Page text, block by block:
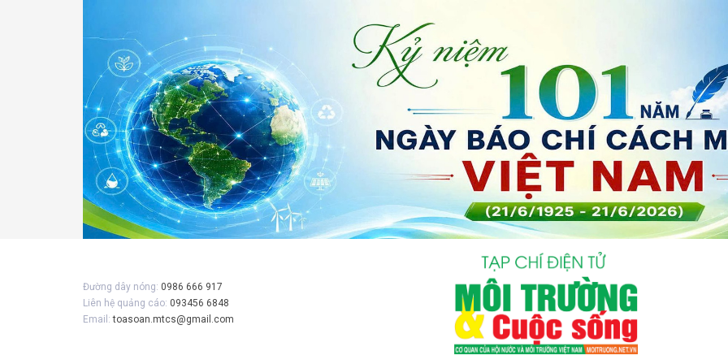
Đường dây nóng: 0986 666 917
Liên hệ quảng cáo: 093456 6848
Email:toasoan.mtcs@gmail.com
Gửi bình luận